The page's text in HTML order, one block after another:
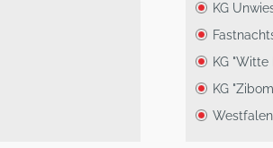
KG
KG
KG